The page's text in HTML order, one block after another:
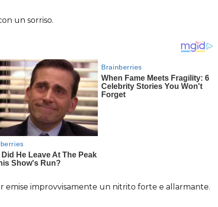
un sorriso.
emise improvvisamente un nitrito forte e allarmante.